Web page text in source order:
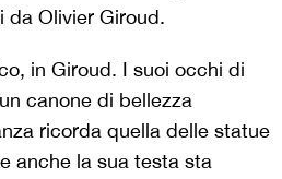
da Olivier Giroud.
in Giroud. I suoi occhi di
canone di bellezza
ricorda quella delle statue
anche la sua testa sta